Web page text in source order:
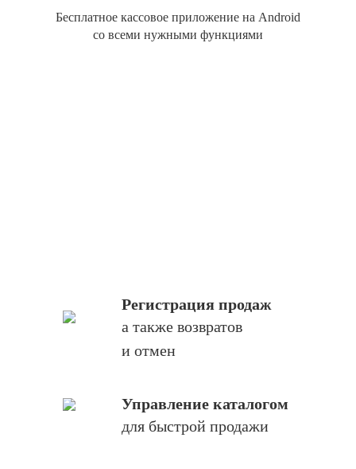
Бесплатное кассовое приложение на Android
со всеми нужными функциями
Регистрация продаж
а также возвратов
и отмен
Управление каталогом
для быстрой продажи